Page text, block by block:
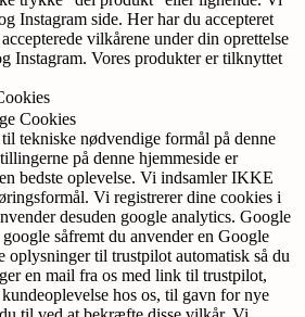
Instagram side. Her har du accepteret
vilkårene under din oprettelse
Instagram. Vores produkter er tilknyttet
Cookies
tekniske nødvendige formål på denne
på denne hjemmeside er
bedste oplevelse. Vi indsamler IKKE
Vi registrerer dine cookies i
desuden google analytics. Google
såfremt du anvender en Google
oplysninger til trustpilot automatisk så du
en mail fra os med link til trustpilot,
hos os, til gavn for nye